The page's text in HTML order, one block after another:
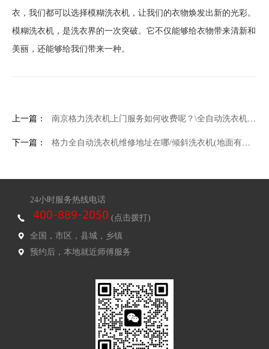
衣，我们都可以选择模糊洗衣机，让我们的衣物焕发出新的光彩。
模糊洗衣机，是洗衣界的一次突破。它不仅能够给衣物带来清新和
美丽，还能够给我们带来一种。
上一篇： 南京格力洗衣机上门服务如何收费呢？\全自动洗衣机漏电
下一篇： 格力全自动洗衣机维修地址在哪/倾斜洗衣机(地面有点倾斜洗衣机怎么弄)
24小时服务热线电话
(点击拨打)
全国，市区，县城，乡镇
预约后，本地就近师傅服务